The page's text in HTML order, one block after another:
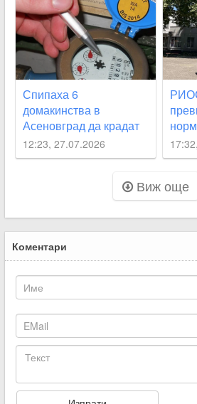
Спипаха 6
домакинства в
Асеновград да крадат
вода
12:23, 27.07.2026
Виж още
Коментари